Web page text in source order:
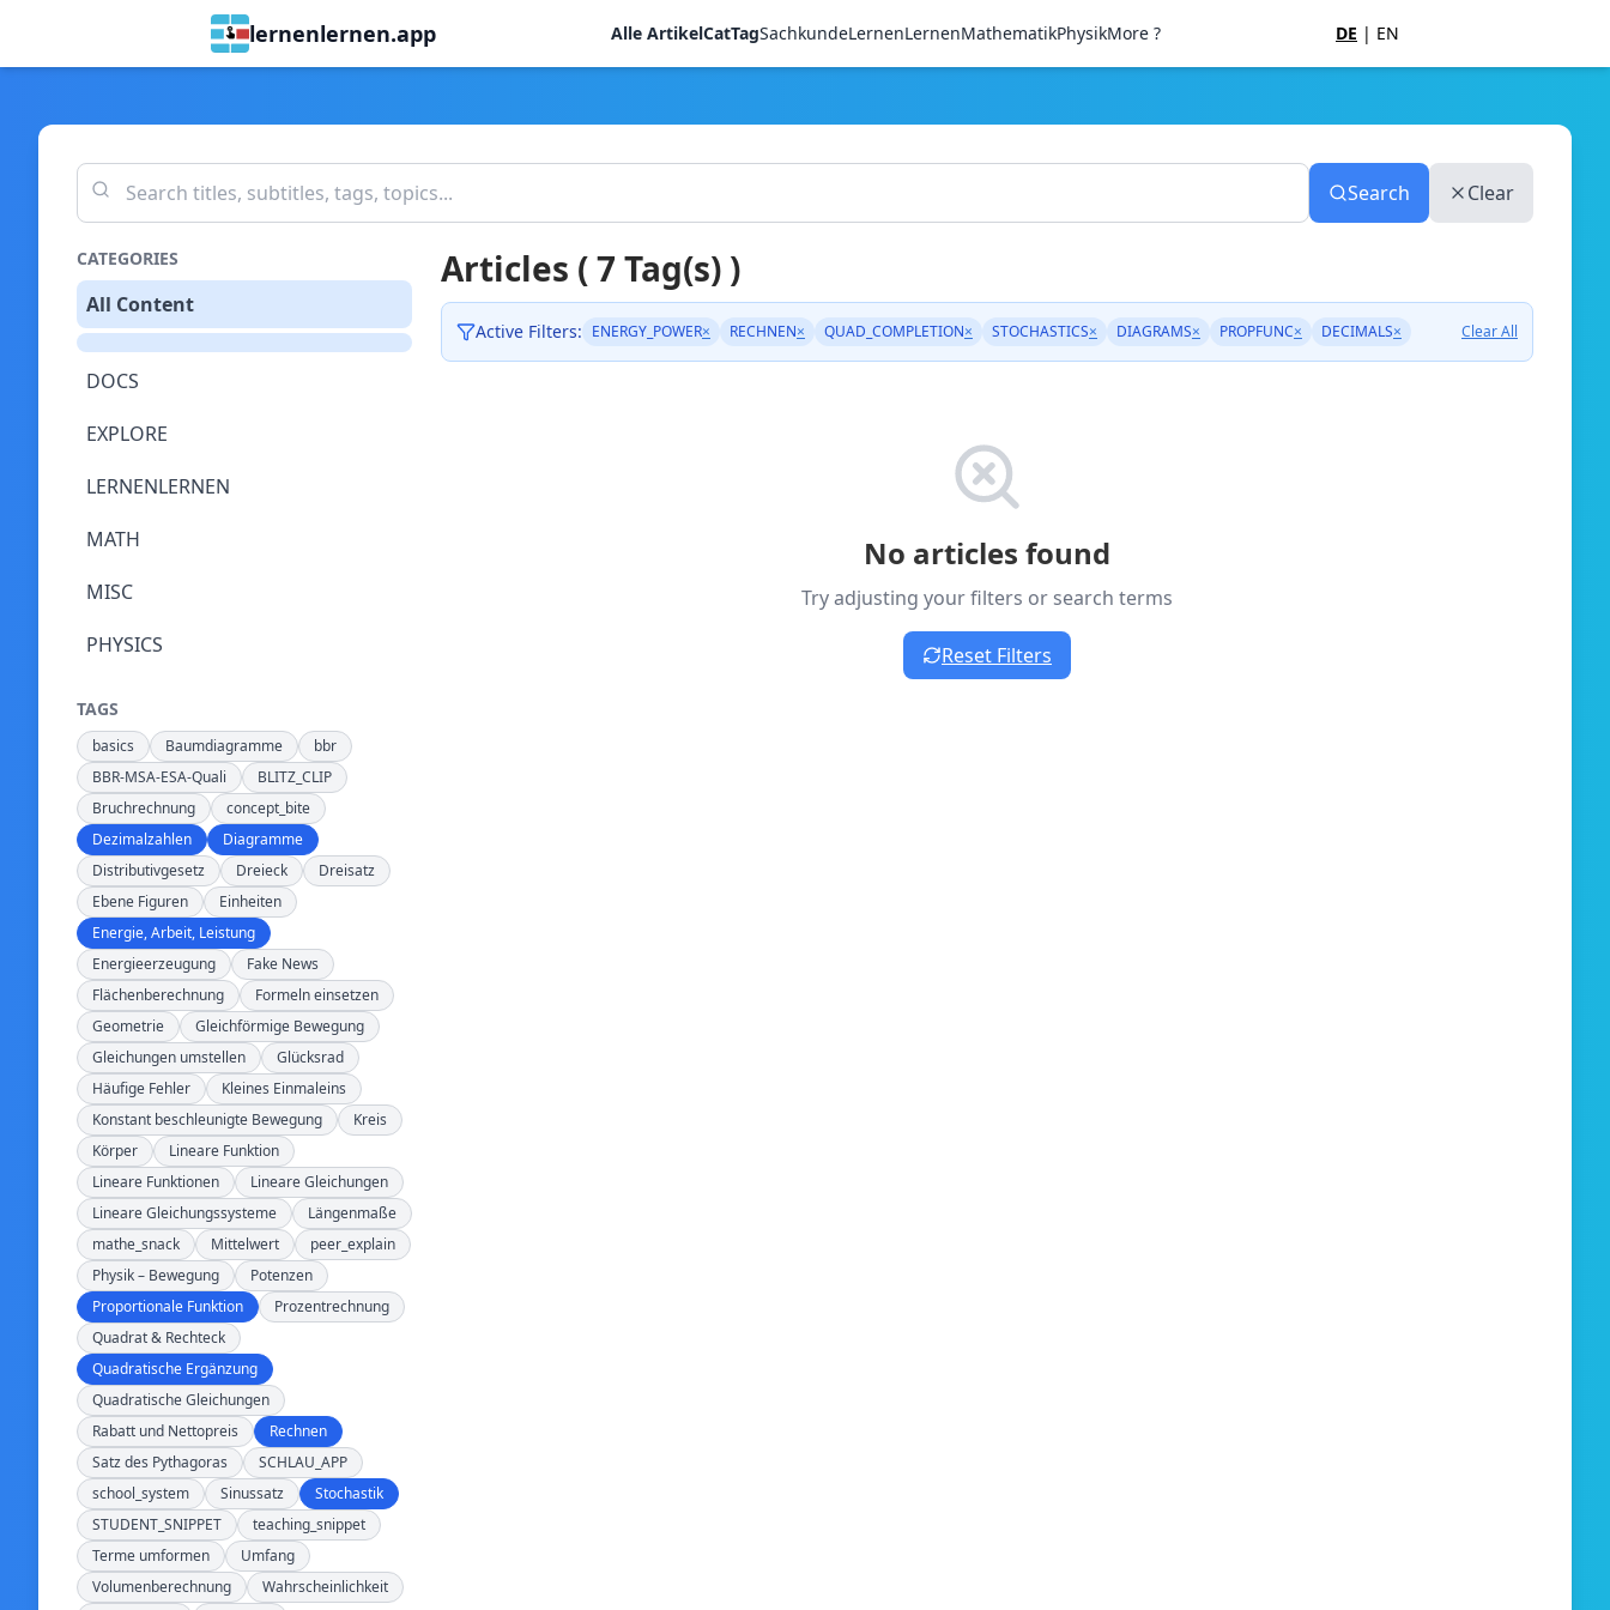
lernenlernen.app Alle ArtikelCatTagSachkundeLernenLernenMathematikPhysikMore ? DE | EN
Search Clear
CATEGORIES
All Content
DOCS
EXPLORE
LERNENLERNEN
MATH
MISC
PHYSICS
TAGS
basics Baumdiagramme
bbr
BBR-MSA-ESA-Quali
BLITZ_CLIP
Bruchrechnung
concept_bite
Dezimalzahlen
Diagramme
Distributivgesetz
Dreieck
Dreisatz
Ebene Figuren
Einheiten
Energie, Arbeit, Leistung
Energieerzeugung
Fake News
Flächenberechnung
Formeln einsetzen
Geometrie
Gleichförmige Bewegung
Gleichungen umstellen
Glücksrad
Häufige Fehler
Kleines Einmaleins
Konstant beschleunigte Bewegung
Kreis
Körper
Lineare Funktion
Lineare Funktionen
Lineare Gleichungen
Lineare Gleichungssysteme
Längenmaße
mathe_snack
Mittelwert
peer_explain
Physik – Bewegung
Potenzen
Proportionale Funktion
Prozentrechnung
Quadrat & Rechteck
Quadratische Ergänzung
Quadratische Gleichungen
Rabatt und Nettopreis
Rechnen
Satz des Pythagoras
SCHLAU_APP
school_system
Sinussatz
Stochastik
STUDENT_SNIPPET
teaching_snippet
Terme umformen
Umfang
Volumenberechnung
Wahrscheinlichkeit
Articles ( 7 Tag(s) )
Active Filters: ENERGY_POWER× RECHNEN× QUAD_COMPLETION× STOCHASTICS× DIAGRAMS× PROPFUNC× DECIMALS× Clear All
No articles found
Try adjusting your filters or search terms
Reset Filters